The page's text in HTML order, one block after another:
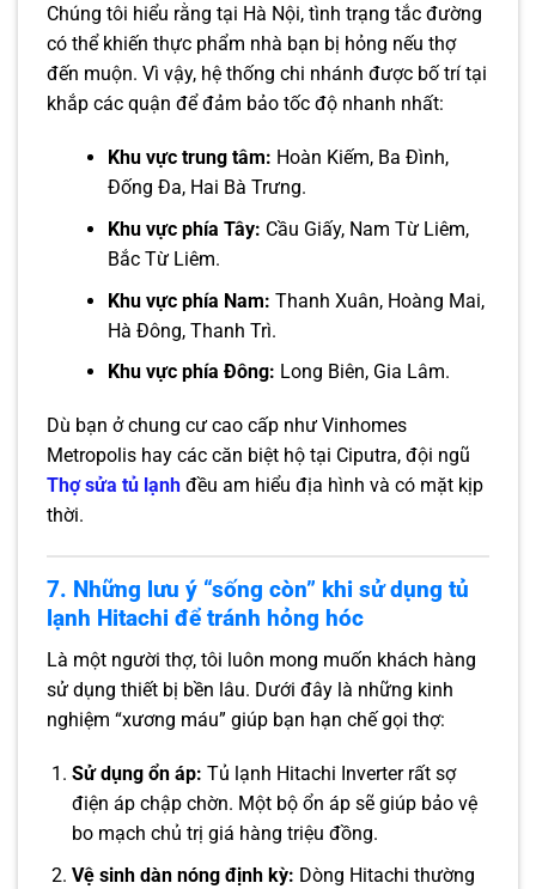
Chúng tôi hiểu rằng tại Hà Nội, tình trạng tắc đường
có thể khiến thực phẩm nhà bạn bị hỏng nếu thợ
đến muộn. Vì vậy, hệ thống chi nhánh được bố trí tại
khắp các quận để đảm bảo tốc độ nhanh nhất:
Khu vực trung tâm: Hoàn Kiếm, Ba Đình,
Đống Đa, Hai Bà Trưng.
Khu vực phía Tây: Cầu Giấy, Nam Từ Liêm,
Bắc Từ Liêm.
Khu vực phía Nam: Thanh Xuân, Hoàng Mai,
Hà Đông, Thanh Trì.
Khu vực phía Đông: Long Biên, Gia Lâm.
Dù bạn ở chung cư cao cấp như Vinhomes
Metropolis hay các căn biệt hộ tại Ciputra, đội ngũ
Thợ sửa tủ lạnh đều am hiểu địa hình và có mặt kịp
thời.
7. Những lưu ý “sống còn” khi sử dụng tủ
lạnh Hitachi để tránh hỏng hóc
Là một người thợ, tôi luôn mong muốn khách hàng
sử dụng thiết bị bền lâu. Dưới đây là những kinh
nghiệm “xương máu” giúp bạn hạn chế gọi thợ:
Sử dụng ổn áp: Tủ lạnh Hitachi Inverter rất sợ
điện áp chập chờn. Một bộ ổn áp sẽ giúp bảo vệ
bo mạch chủ trị giá hàng triệu đồng.
Vệ sinh dàn nóng định kỳ: Dòng Hitachi thường